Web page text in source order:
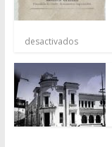
desactivados